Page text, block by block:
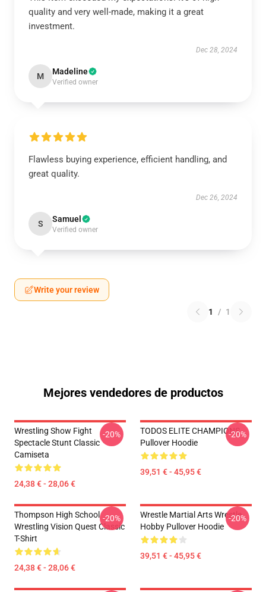
quality and very well-made, making it a great
investment.
Dec 28, 2024
M Madeline
Verified owner
Flawless buying experience, efficient handling, and
great quality.
Dec 26, 2024
S Samuel
Verified owner
Write your review
1 / 1
Mejores vendedores de productos
Wrestling Show Fight
Spectacle Stunt Classic
Camiseta
24,38 € - 28,06 €
-20%
TODOS ELITE CHAMPIONS
Pullover Hoodie
39,51 € - 45,95 €
-20%
Thompson High School
Wrestling Vision Quest Classic
T-Shirt
24,38 € - 28,06 €
-20%
Wrestle Martial Arts Wrestle
Hobby Pullover Hoodie
39,51 € - 45,95 €
-20%